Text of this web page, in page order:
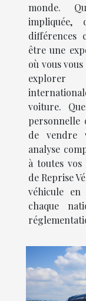
monde.
impliquée,
différences
être une
où vous
explorer
voiture.
personnelle
de vendre
analyse
à toutes vos
de Reprise
véhicule
chaque